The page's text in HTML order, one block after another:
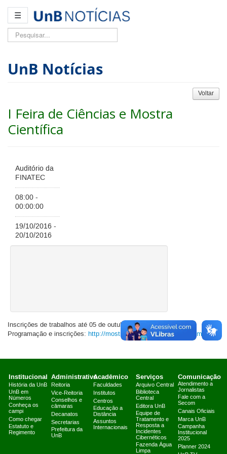
☰
Pesquisar...
UnB Notícias
Voltar
I Feira de Ciências e Mostra
Científica
Auditório da
FINATEC
08:00 -
00:00:00
19/10/2016 -
20/10/2016
Inscrições de trabalhos até 05 de outubro.
Programação e inscrições: http://mostracientifica.wixsite.com/fcmc
Institucional
História da UnB
UnB em
Números
Conheça os
campi
Como chegar
Estatuto e
Regimento
Administrativo
Reitoria
Vice-Reitoria
Conselhos e
câmaras
Decanatos
Secretarias
Prefeitura da
UnB
Acadêmico
Faculdades
Institutos
Centros
Educação a
Distância
Assuntos
Internacionais
Serviços
Arquivo Central
Biblioteca
Central
Editora UnB
Equipe de
Tratamento e
Resposta a
Incidentes
Cibernéticos
Fazenda Água
Limpa
Comunicação
Atendimento a
Jornalistas
Fale com a
Secom
Canais Oficiais
Marca UnB
Campanha
Institucional
2025
Planner 2024